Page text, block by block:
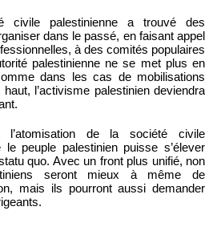
civile palestinienne a trouvé des
dans le passé, en faisant appel
à des comités populaires
palestinienne ne se met plus en
dans les cas de mobilisations
l’activisme palestinien deviendra
de la société civile
le peuple palestinien puisse s’élever
quo. Avec un front plus unifié, non
seront mieux à même de
mais ils pourront aussi demander